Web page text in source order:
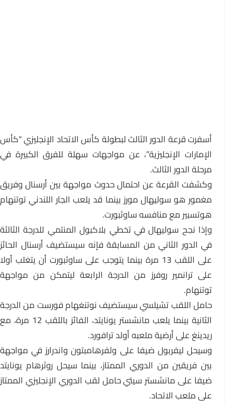
أسفرت قرعة الدور الثالث لبطولة كأس الاتحاد الإنجليزي “كأس
الإمارات الإنجليزية”، عن مواجهات سهلة للفرق الكبيرة في
مرحلة الدور الثالث.
وكشفت القرعة عن احتمال حدوث مواجهة بين أرسنال وفريق
مغمور هو سوليهال مورز بينما قد يلعب الجار اللندني توتنهام
هوتسبير مع منافسه ساوثبورت.
وإذا نجح سوليهال في تخطي بلاكبول المنتمي للدرجة الثالثة
في الدور الثاني من المسابقة فإنه سيستضيف أرسنال الحائز
على اللقب 13 مرة بينما يتوجب على ساوثبورت أن يتغلب أولا
على ترانمير روفرز من الدرجة الرابعة ليتمكن من مواجهة
توتنهام.
حامل اللقب تشيلسي سيستضيف نوتنغهام فورست من الدرجة
الثانية بينما يلعب مانشستر يونايتد، الفائز باللقب 12 مرة، مع
ريدينغ على أرضية ملعبه أولد ترافورد.
وسيحل ليفربول ضيفا على ولفرهامبتون واندرارز في مواجهة
بين فريقين من الدوري الممتاز، بينما سيحل روثرهام يونايتد
ضيفا على مانشستر سيتي حامل لقب الدوري الإنجليزي الممتاز
على ملعب الاتحاد.